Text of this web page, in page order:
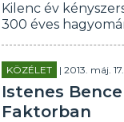
Kilenc év
300 éves
KÖZÉLET | 2013. máj.
Istenes
Faktorban